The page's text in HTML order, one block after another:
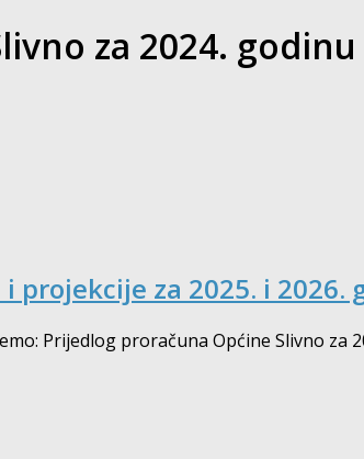
za 2024.
projekcije za 2025. i 2026.
Prijedlog proračuna Općine Slivno za